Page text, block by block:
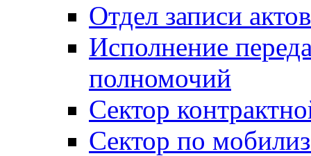
Отдел записи
Исполнение
полномочий
Сектор
Сектор по